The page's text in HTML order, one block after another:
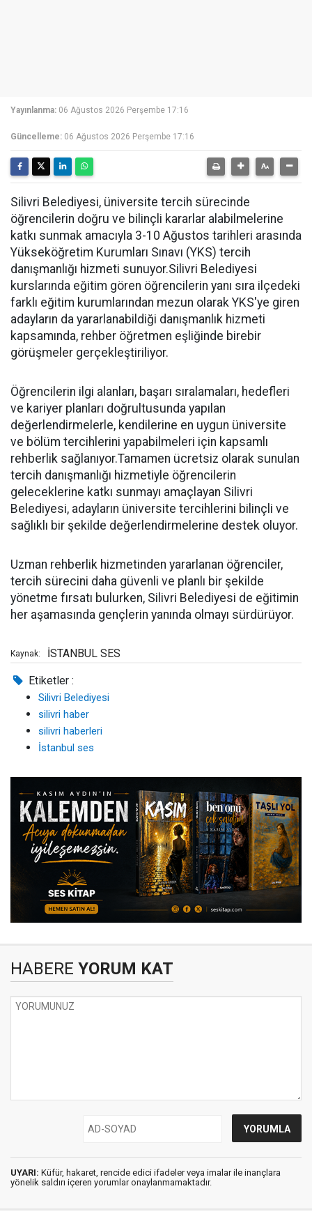
Yayınlanma: 06 Ağustos 2026 Perşembe 17:16
Güncelleme: 06 Ağustos 2026 Perşembe 17:16
Silivri Belediyesi, üniversite tercih sürecinde
öğrencilerin doğru ve bilinçli kararlar alabilmelerine
katkı sunmak amacıyla 3-10 Ağustos tarihleri arasında
Yükseköğretim Kurumları Sınavı (YKS) tercih
danışmanlığı hizmeti sunuyor.Silivri Belediyesi
kurslarında eğitim gören öğrencilerin yanı sıra ilçedeki
farklı eğitim kurumlarından mezun olarak YKS'ye giren
adayların da yararlanabildiği danışmanlık hizmeti
kapsamında, rehber öğretmen eşliğinde birebir
görüşmeler gerçekleştiriliyor.
Öğrencilerin ilgi alanları, başarı sıralamaları, hedefleri
ve kariyer planları doğrultusunda yapılan
değerlendirmelerle, kendilerine en uygun üniversite
ve bölüm tercihlerini yapabilmeleri için kapsamlı
rehberlik sağlanıyor.Tamamen ücretsiz olarak sunulan
tercih danışmanlığı hizmetiyle öğrencilerin
geleceklerine katkı sunmayı amaçlayan Silivri
Belediyesi, adayların üniversite tercihlerini bilinçli ve
sağlıklı bir şekilde değerlendirmelerine destek oluyor.
Uzman rehberlik hizmetinden yararlanan öğrenciler,
tercih sürecini daha güvenli ve planlı bir şekilde
yönetme fırsatı bulurken, Silivri Belediyesi de eğitimin
her aşamasında gençlerin yanında olmayı sürdürüyor.
Kaynak: İSTANBUL SES
Etiketler :
Silivri Belediyesi
silivri haber
silivri haberleri
İstanbul ses
HABERE YORUM KAT
UYARI: Küfür, hakaret, rencide edici ifadeler veya imalar ile inançlara
yönelik saldırı içeren yorumlar onaylanmamaktadır.